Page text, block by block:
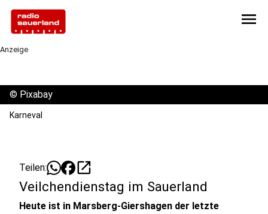
menu
Anzeige
© Pixabay
Karneval
Teilen: open_in_new
Veilchendienstag im Sauerland
Heute ist in Marsberg-Giershagen der letzte